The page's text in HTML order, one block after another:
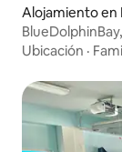
Alojamiento en
% de
Ubicación ·